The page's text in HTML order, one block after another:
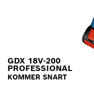
GDX 18V-200
PROFESSIONAL
KOMMER SNART